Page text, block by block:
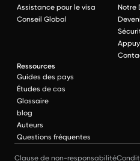
Assistance pour le visa
Conseil Global
Notre
Ressources
Guides des pays
Études de cas
Glossaire
blog
Auteurs
Questions fréquentes
Clause de non-responsabilité